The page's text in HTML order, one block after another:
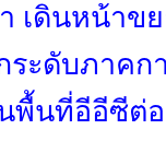
เดินหน้า
ะดับภาคก
พื้นที่อีอีซีต่อ